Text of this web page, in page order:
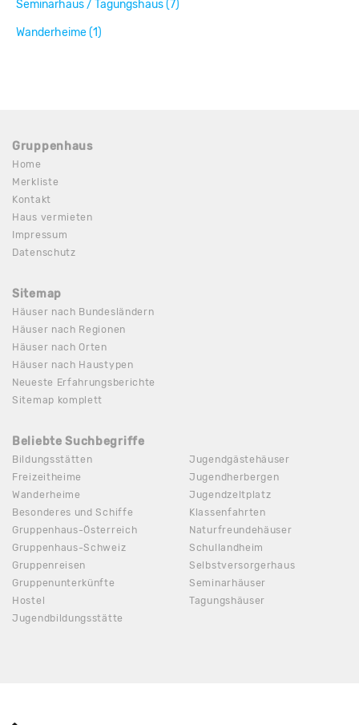
Seminarhaus / Tagungshaus (7)
Wanderheime (1)
Gruppenhaus
Home
Merkliste
Kontakt
Haus vermieten
Impressum
Datenschutz
Sitemap
Häuser nach Bundesländern
Häuser nach Regionen
Häuser nach Orten
Häuser nach Haustypen
Neueste Erfahrungsberichte
Sitemap komplett
Beliebte Suchbegriffe
Bildungsstätten
Freizeitheime
Wanderheime
Besonderes und Schiffe
Gruppenhaus-Österreich
Gruppenhaus-Schweiz
Gruppenreisen
Gruppenunterkünfte
Hostel
Jugendbildungsstätte
Jugendgästehäuser
Jugendherbergen
Jugendzeltplatz
Klassenfahrten
Naturfreundehäuser
Schullandheim
Selbstversorgerhaus
Seminarhäuser
Tagungshäuser